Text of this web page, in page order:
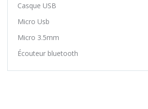
Casque USB
Micro Usb
Micro 3.5mm
Écouteur bluetooth